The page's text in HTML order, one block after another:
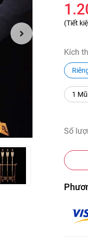
(Tiết
Kích
1
Số